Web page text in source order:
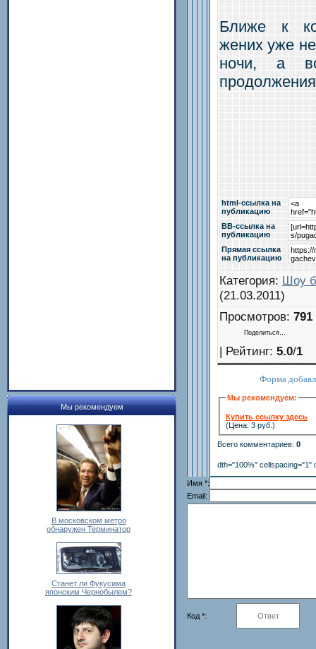
Мы рекомендуем
В московском метро
обнаружен Терминатор
Станет ли Фукусима
японским Чернобылем?
Ближе к
жених уже
ночи, а
html-cсылка на
публикацию
BB-cсылка на
публикацию
Прямая ссылка
на публикацию
Категория: Шоу
(21.03.2011)
Просмотров: 791
Поделиться…
| Рейтинг: 5.0/1
Форма
Мы рекомендуем:
Купить ссылку здесь
(Цена: 3 руб.)
Всего комментариев: 0
dth="100%" cellspacing="1"
Имя *:
Email:
Код *: